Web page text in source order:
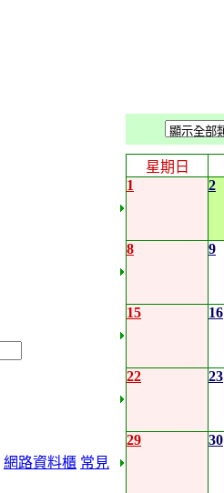
網路資料櫃 常見
星期日
1
2
8 9
15 16
22 23
29 30